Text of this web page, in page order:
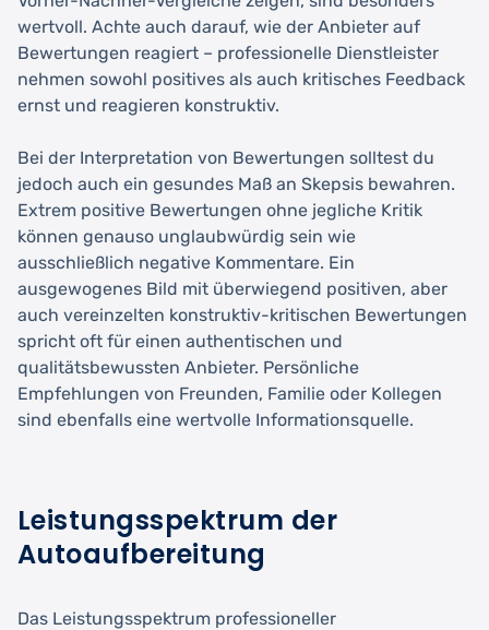
wertvoll. Achte auch darauf, wie der Anbieter auf
Bewertungen reagiert – professionelle Dienstleister
nehmen sowohl positives als auch kritisches Feedback
ernst und reagieren konstruktiv.
Bei der Interpretation von Bewertungen solltest du
jedoch auch ein gesundes Maß an Skepsis bewahren.
Extrem positive Bewertungen ohne jegliche Kritik
können genauso unglaubwürdig sein wie
ausschließlich negative Kommentare. Ein
ausgewogenes Bild mit überwiegend positiven, aber
auch vereinzelten konstruktiv-kritischen Bewertungen
spricht oft für einen authentischen und
qualitätsbewussten Anbieter. Persönliche
Empfehlungen von Freunden, Familie oder Kollegen
sind ebenfalls eine wertvolle Informationsquelle.
Leistungsspektrum der
Autoaufbereitung
Das Leistungsspektrum professioneller